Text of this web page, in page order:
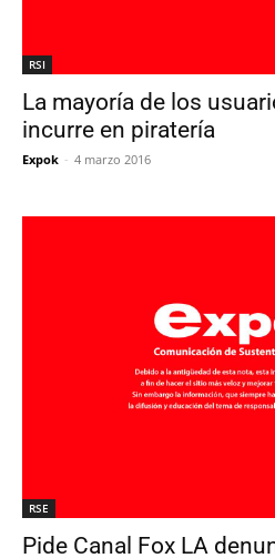
RSI
La mayoría de los
incurre en piratería
Expok - 4 marzo 2016
RSE
Pide Canal Fox LA